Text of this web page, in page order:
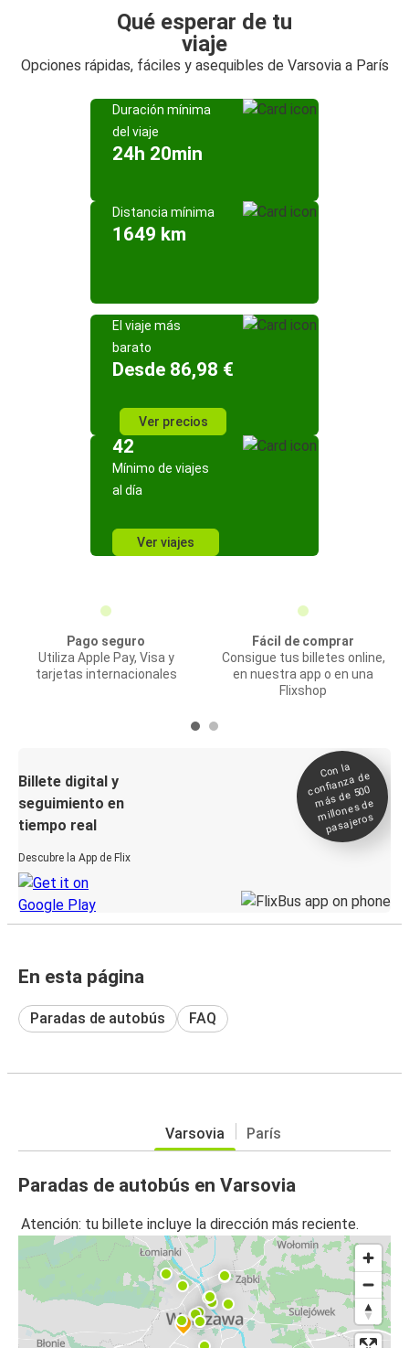
Qué esperar de tu
viaje
Opciones rápidas, fáciles y asequibles de Varsovia a París
Duración mínima
del viaje
24h 20min
Distancia mínima
1649 km
El viaje más
barato
Desde 86,98 €
Ver precios
42
Mínimo de viajes
al día
Ver viajes
Pago seguro
Utiliza Apple Pay, Visa y
tarjetas internacionales
Fácil de comprar
Consigue tus billetes online,
en nuestra app o en una
Flixshop
Billete digital y
seguimiento en
tiempo real
Descubre la App de Flix
Con la
confianza de
más de 500
millones de
pasajeros
En esta página
Paradas de autobús FAQ
Varsovia París
Paradas de autobús en Varsovia
Atención: tu billete incluye la dirección más reciente.